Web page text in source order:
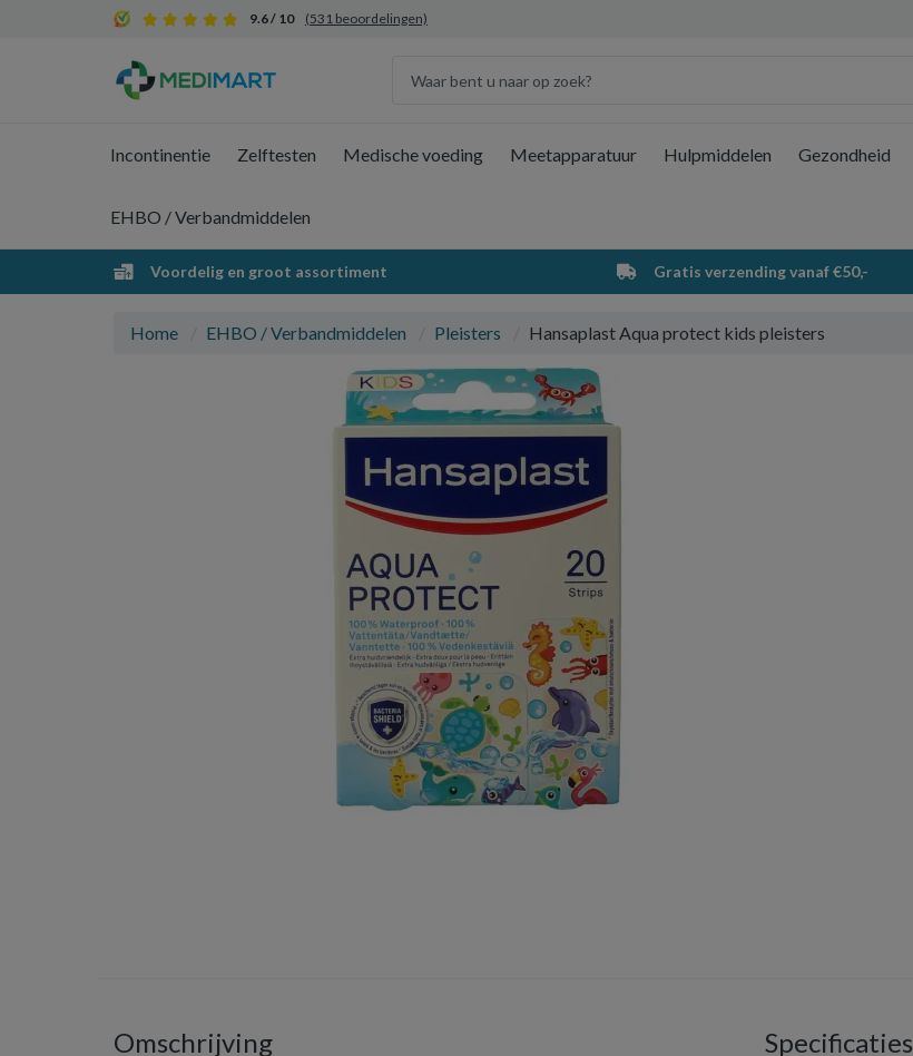
9.6 / 10 (531 beoordelingen)
Incontinentie Zelftesten Medische voeding Meetapparatuur Hulpmiddelen Gezondheid
EHBO / Verbandmiddelen
Voordelig en groot assortiment Gratis verzending vanaf €50,-
Home EHBO / Verbandmiddelen Pleisters Hansaplast Aqua protect kids pleisters
Omschrijving Specificaties